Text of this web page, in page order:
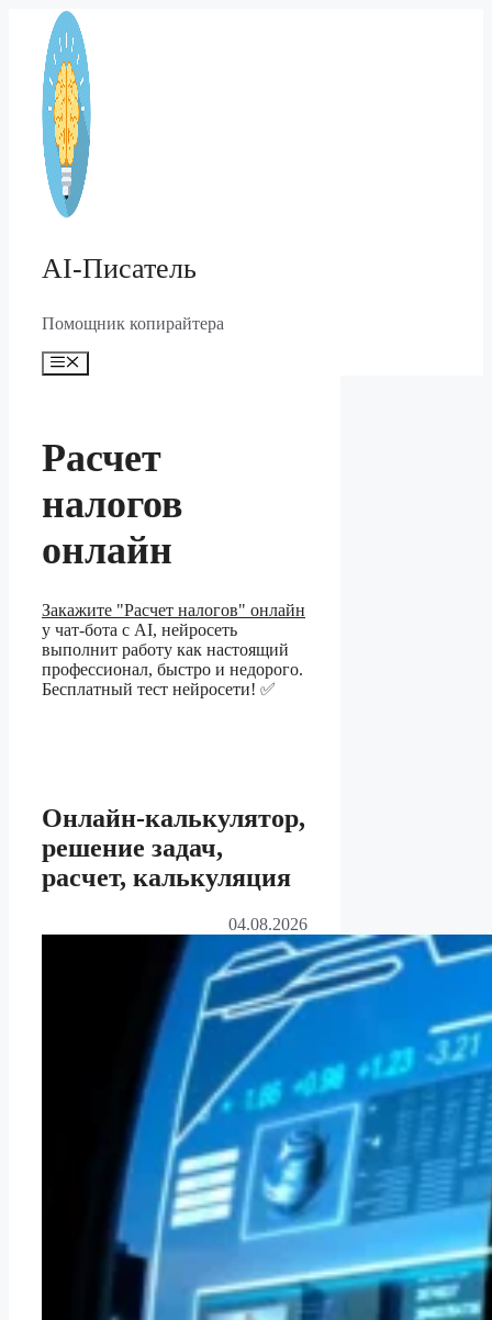
Перейти
содержимому
AI-Писатель
Помощник копирайтера
Меню
Расчет
налогов
онлайн
Закажите "Расчет налогов" онлайн
у чат-бота с AI, нейросеть
выполнит работу как настоящий
профессионал, быстро и недорого.
Бесплатный тест нейросети! ✅
Онлайн-калькулятор,
решение задач,
расчет, калькуляция
04.08.2026